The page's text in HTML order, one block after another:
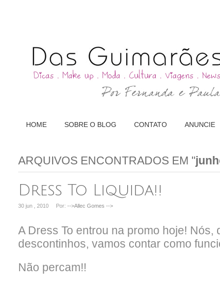
HOME SOBRE O BLOG CONTATO ANUNCIE
ARQUIVOS ENCONTRADOS EM "
Dress To Liquida!!
30 jun , 2010 Por: -->Allec Gomes -->
A Dress To entrou na promo hoje! Nós,
descontinhos, vamos contar como
Não percam!!